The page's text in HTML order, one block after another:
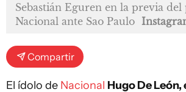
Sebastián Eguren en la previa
Nacional ante Sao Paulo
Compartir
El ídolo de Nacional Hugo De